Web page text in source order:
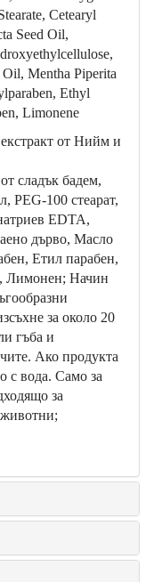
Cetearyl
Seed Oil,
Mentha Piperita
Ethyl
Limonene
от Нийм и
сладък бадем,
PEG-100 стеарат,
EDTA,
дърво, Масло
Етил парабен,
Лимонен; Начин
за около 20
гъба и
Ако продукта
с вода. Само за
за
животни;